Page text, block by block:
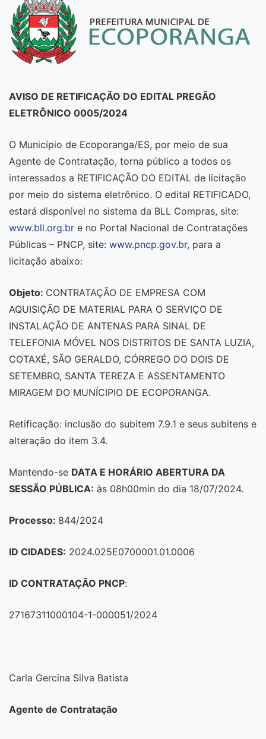
AVISO DE RETIFICAÇÃO DO EDITAL PREGÃO
ELETRÔNICO 0005/2024
O Município de Ecoporanga/ES, por meio de sua
Agente de Contratação, torna público a todos os
interessados a RETIFICAÇÃO DO EDITAL de licitação
por meio do sistema eletrônico. O edital RETIFICADO,
estará disponível no sistema da BLL Compras, site:
www.bll.org.br e no Portal Nacional de Contratações
Públicas – PNCP, site: www.pncp.gov.br, para a
licitação abaixo:
Objeto: CONTRATAÇÃO DE EMPRESA COM
AQUISIÇÃO DE MATERIAL PARA O SERVIÇO DE
INSTALAÇÃO DE ANTENAS PARA SINAL DE
TELEFONIA MÓVEL NOS DISTRITOS DE SANTA LUZIA,
COTAXÉ, SÃO GERALDO, CÓRREGO DO DOIS DE
SETEMBRO, SANTA TEREZA E ASSENTAMENTO
MIRAGEM DO MUNÍCIPIO DE ECOPORANGA.
Retificação: inclusão do subitem 7.9.1 e seus subitens e
alteração do item 3.4.
Mantendo-se DATA E HORÁRIO ABERTURA DA
SESSÃO PÚBLICA: às 08h00min do dia 18/07/2024.
Processo: 844/2024
ID CIDADES: 2024.025E0700001.01.0006
ID CONTRATAÇÃO PNCP:
27167311000104-1-000051/2024
Carla Gercina Silva Batista
Agente de Contratação